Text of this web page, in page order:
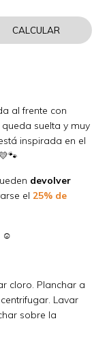
CALCULAR
al frente con
suelta y muy
inspirada en el
devolver
el 25% de
☺
cloro. Planchar a
Lavar
sobre la